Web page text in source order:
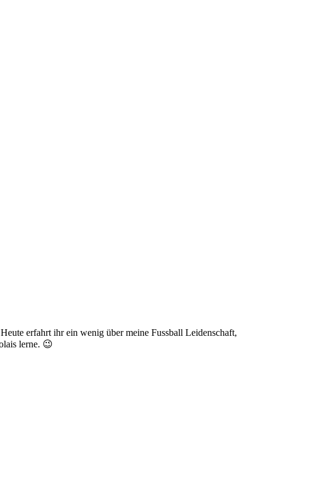
erfahrt ihr ein wenig über meine Fussball Leidenschaft,
lerne. 😉